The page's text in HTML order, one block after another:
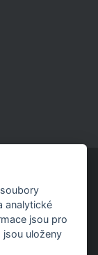
analytické
jsou pro